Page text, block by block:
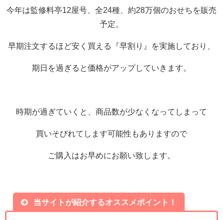
今年は監修料亭12屋号、全24種、約28万個のおせちを販売
予定。
早期注文するほど安く買える『早割り』を実施しており、
期日を過ぎると価格がアップしていきます。
時期が過ぎていくと、商品数が少なくなってしまって
買いそびれてします可能性もありますので
ご購入はお早めにお願い致します。
当サイトが紹介するオススメポイント！